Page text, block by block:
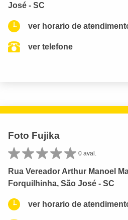
José - SC
ver horario de
ver telefone
Foto Fujika
0 aval.
Rua Vereador Arthur Manoel
Forquilhinha, São José - SC
ver horario de